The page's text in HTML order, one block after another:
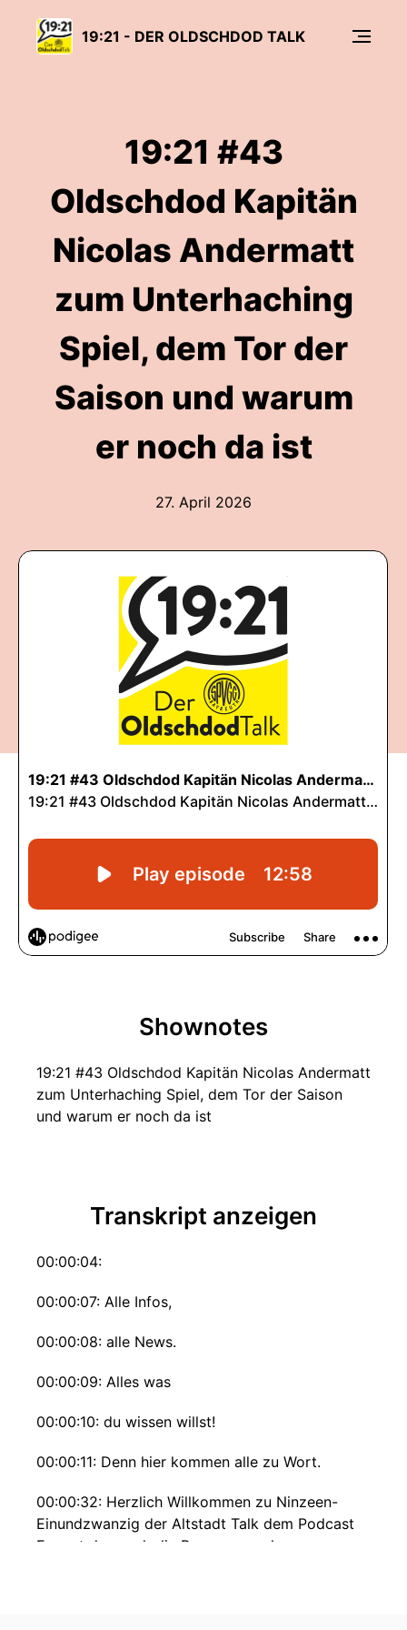
19:21 - DER OLDSCHDOD TALK
19:21 #43
Oldschdod Kapitän
Nicolas Andermatt
zum Unterhaching
Spiel, dem Tor der
Saison und warum
er noch da ist
27. April 2026
Shownotes
19:21 #43 Oldschdod Kapitän Nicolas Andermatt
zum Unterhaching Spiel, dem Tor der Saison
und warum er noch da ist
Transkript anzeigen
00:00:04:
00:00:07: Alle Infos,
00:00:08: alle News.
00:00:09: Alles was
00:00:10: du wissen willst!
00:00:11: Denn hier kommen alle zu Wort.
00:00:32: Herzlich Willkommen zu Ninzeen-
Einundzwanzig der Altstadt Talk dem Podcast
Format das euch die Personen und